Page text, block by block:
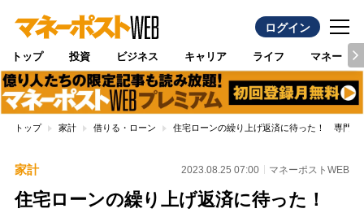
ログイン
トップ 投資 ビジネス キャリア ライフ マネー
トップ 家計 借りる・ローン 住宅ローンの繰り上げ返済に待った！ 専門家
家計 2023.08.25 07:00 マネーポストWEB
住宅ローンの繰り上げ返済に待った！